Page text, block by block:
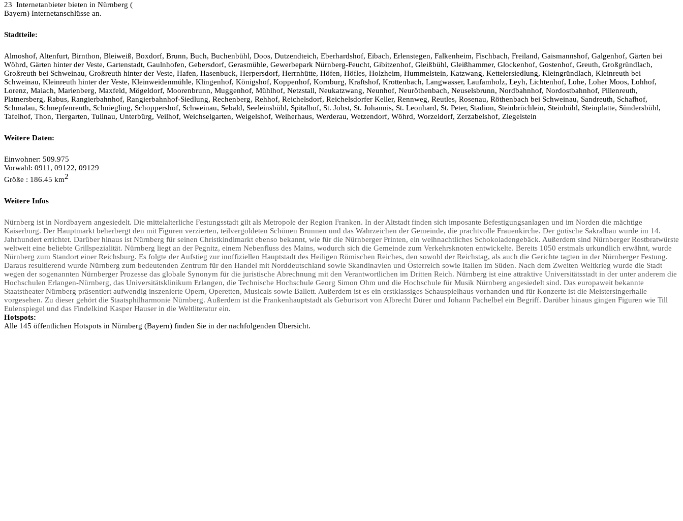
23 Internetanbieter bieten in Nürnberg (
Bayern) Internetanschlüsse an.
Stadtteile:
Almoshof, Altenfurt, Birnthon, Bleiweiß, Boxdorf, Brunn, Buch, Buchenbühl, Doos, Dutzendteich, Eberhardshof, Eibach, Erlenstegen, Falkenheim, Fischbach, Freiland, Gaismannshof, Galgenhof, Gärten bei
Wöhrd, Gärten hinter der Veste, Gartenstadt, Gaulnhofen, Gebersdorf, Gerasmühle, Gewerbepark Nürnberg-Feucht, Gibitzenhof, Gleißbühl, Gleißhammer, Glockenhof, Gostenhof, Greuth, Großgründlach,
Großreuth bei Schweinau, Großreuth hinter der Veste, Hafen, Hasenbuck, Herpersdorf, Herrnhütte, Höfen, Höfles, Holzheim, Hummelstein, Katzwang, Kettelersiedlung, Kleingründlach, Kleinreuth bei
Schweinau, Kleinreuth hinter der Veste, Kleinweidenmühle, Klingenhof, Königshof, Koppenhof, Kornburg, Kraftshof, Krottenbach, Langwasser, Laufamholz, Leyh, Lichtenhof, Lohe, Loher Moos, Lohhof,
Lorenz, Maiach, Marienberg, Maxfeld, Mögeldorf, Moorenbrunn, Muggenhof, Mühlhof, Netzstall, Neukatzwang, Neunhof, Neuröthenbach, Neuselsbrunn, Nordbahnhof, Nordostbahnhof, Pillenreuth,
Platnersberg, Rabus, Rangierbahnhof, Rangierbahnhof-Siedlung, Rechenberg, Rehhof, Reichelsdorf, Reichelsdorfer Keller, Rennweg, Reutles, Rosenau, Röthenbach bei Schweinau, Sandreuth, Schafhof,
Schmalau, Schnepfenreuth, Schniegling, Schoppershof, Schweinau, Sebald, Seeleinsbühl, Spitalhof, St. Jobst, St. Johannis, St. Leonhard, St. Peter, Stadion, Steinbrüchlein, Steinbühl, Steinplatte, Sündersbühl,
Tafelhof, Thon, Tiergarten, Tullnau, Unterbürg, Veilhof, Weichselgarten, Weigelshof, Weiherhaus, Werderau, Wetzendorf, Wöhrd, Worzeldorf, Zerzabelshof, Ziegelstein
Weitere Daten:
Einwohner: 509.975
Vorwahl: 0911, 09122, 09129
Größe : 186.45 km2
Weitere Infos
Nürnberg ist in Nordbayern angesiedelt. Die mittelalterliche Festungsstadt gilt als Metropole der Region Franken. In der Altstadt finden sich imposante Befestigungsanlagen und im Norden die mächtige
Kaiserburg. Der Hauptmarkt beherbergt den mit Figuren verzierten, teilvergoldeten Schönen Brunnen und das Wahrzeichen der Gemeinde, die prachtvolle Frauenkirche. Der gotische Sakralbau wurde im 14.
Jahrhundert errichtet. Darüber hinaus ist Nürnberg für seinen Christkindlmarkt ebenso bekannt, wie für die Nürnberger Printen, ein weihnachtliches Schokoladengebäck. Außerdem sind Nürnberger Rostbratwürste
weltweit eine beliebte Grillspezialität. Nürnberg liegt an der Pegnitz, einem Nebenfluss des Mains, wodurch sich die Gemeinde zum Verkehrsknoten entwickelte. Bereits 1050 erstmals urkundlich erwähnt, wurde
Nürnberg zum Standort einer Reichsburg. Es folgte der Aufstieg zur inoffiziellen Hauptstadt des Heiligen Römischen Reiches, den sowohl der Reichstag, als auch die Gerichte tagten in der Nürnberger Festung.
Daraus resultierend wurde Nürnberg zum bedeutenden Zentrum für den Handel mit Norddeutschland sowie Skandinavien und Österreich sowie Italien im Süden. Nach dem Zweiten Weltkrieg wurde die Stadt
wegen der sogenannten Nürnberger Prozesse das globale Synonym für die juristische Abrechnung mit den Verantwortlichen im Dritten Reich. Nürnberg ist eine attraktive Universitätsstadt in der unter anderem die
Hochschulen Erlangen-Nürnberg, das Universitätsklinikum Erlangen, die Technische Hochschule Georg Simon Ohm und die Hochschule für Musik Nürnberg angesiedelt sind. Das europaweit bekannte
Staatstheater Nürnberg präsentiert aufwendig inszenierte Opern, Operetten, Musicals sowie Ballett. Außerdem ist es ein erstklassiges Schauspielhaus vorhanden und für Konzerte ist die Meistersingerhalle
vorgesehen. Zu dieser gehört die Staatsphilharmonie Nürnberg. Außerdem ist die Frankenhauptstadt als Geburtsort von Albrecht Dürer und Johann Pachelbel ein Begriff. Darüber hinaus gingen Figuren wie Till
Eulenspiegel und das Findelkind Kasper Hauser in die Weltliteratur ein.
Hotspots:
Alle 145 öffentlichen Hotspots in Nürnberg (Bayern) finden Sie in der nachfolgenden Übersicht.